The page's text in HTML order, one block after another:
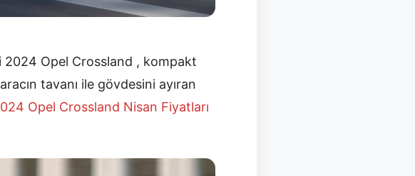
2024 Opel Crossland , kompakt
tavanı ile gövdesini ayıran
Opel Crossland Nisan Fiyatları